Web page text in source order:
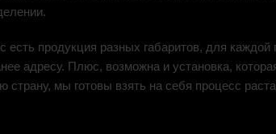
продукция разных габаритов, для
адресу. Плюс, возможна и установка,
мы готовы взять на себя процесс